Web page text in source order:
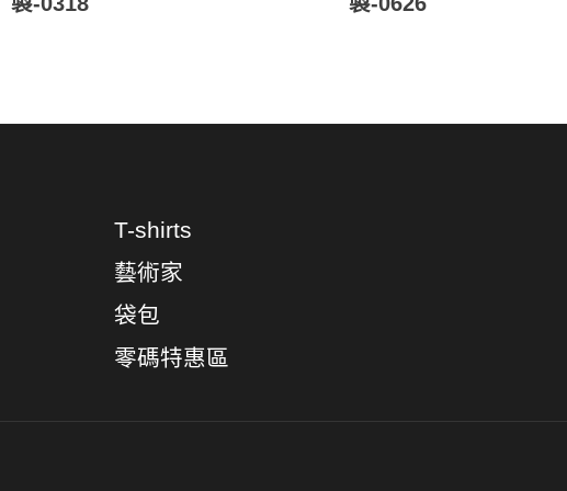
T-shirts
藝術家
袋包
零碼特惠區